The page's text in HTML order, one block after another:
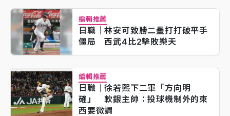
編輯推薦
日職｜林安可致勝二壘打打破平手
僵局 西武4比2擊敗樂天
編輯推薦
日職｜徐若熙下二軍「方向明
確」 軟銀主帥：投球機制外的東
西要微調